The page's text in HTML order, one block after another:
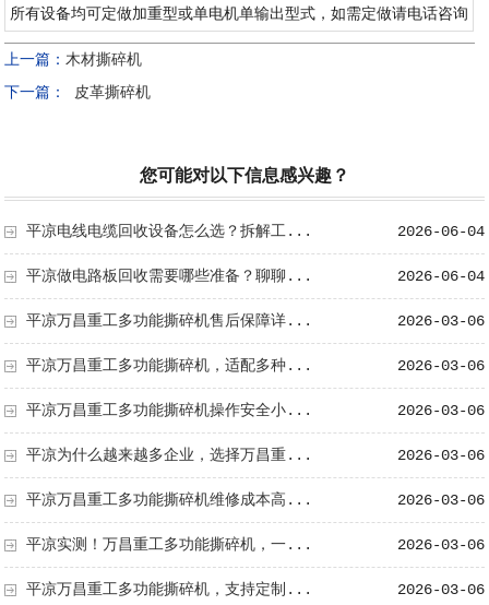
所有设备均可定做加重型或单电机单输出型式，如需定做请电话咨询
上一篇：木材撕碎机
下一篇：
皮革撕碎机
您可能对以下信息感兴趣？
2026-06-04
平凉电线电缆回收设备怎么选？拆解工...
2026-06-04
平凉做电路板回收需要哪些准备？聊聊...
2026-03-06
平凉万昌重工多功能撕碎机售后保障详...
2026-03-06
平凉万昌重工多功能撕碎机，适配多种...
2026-03-06
平凉万昌重工多功能撕碎机操作安全小...
2026-03-06
平凉为什么越来越多企业，选择万昌重...
2026-03-06
平凉万昌重工多功能撕碎机维修成本高...
2026-03-06
平凉实测！万昌重工多功能撕碎机，一...
2026-03-06
平凉万昌重工多功能撕碎机，支持定制...